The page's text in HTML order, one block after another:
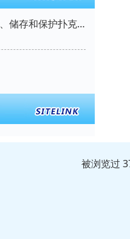
牌具保养指南：如何正确清洁、储存和保护扑克牌？
被浏览过